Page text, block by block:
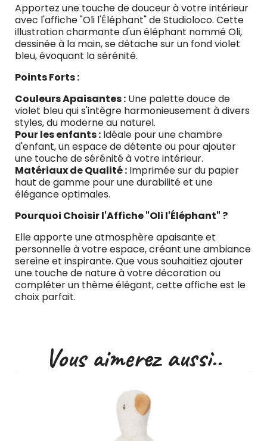
Apportez une touche de douceur à votre intérieur
avec l'affiche "Oli l'Éléphant" de Studioloco. Cette
illustration charmante d'un éléphant nommé Oli,
dessinée à la main, se détache sur un fond violet
bleu, évoquant la sérénité.
Points Forts :
Couleurs Apaisantes : Une palette douce de
violet bleu qui s'intègre harmonieusement à divers
styles, du moderne au naturel.
Pour les enfants : Idéale pour une chambre
d'enfant, un espace de détente ou pour ajouter
une touche de sérénité à votre intérieur.
Matériaux de Qualité : Imprimée sur du papier
haut de gamme pour une durabilité et une
élégance optimales.
Pourquoi Choisir l'Affiche "Oli l'Éléphant" ?
Elle apporte une atmosphère apaisante et
personnelle à votre espace, créant une ambiance
sereine et inspirante. Que vous souhaitiez ajouter
une touche de nature à votre décoration ou
compléter un thème élégant, cette affiche est le
choix parfait.
Vous aimerez aussi..